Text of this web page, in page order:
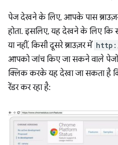
पेज देखने के लिए, आपके पास
होता. इसलिए, यह देखने के लिए
या नहीं, किसी दूसरे ब्राउज़र में
आपको जांच किए जा सकने वाले
क्लिक करके यह देखा जा सकता है कि
रेंडर कर रहा है: